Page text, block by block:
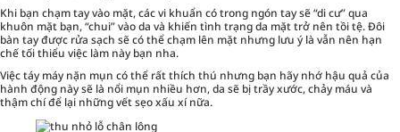
Khi bạn chạm tay vào mặt, các vi khuẩn có trong ngón tay sẽ “di cư” qua
khuôn mặt bạn, “chui” vào da và khiến tình trạng da mặt trở nên tồi tệ. Đôi
bàn tay được rửa sạch sẽ có thể chạm lên mặt nhưng lưu ý là vẫn nên hạn
chế tối thiểu việc làm này bạn nha.
Việc táy máy nặn mụn có thể rất thích thú nhưng bạn hãy nhớ hậu quả của
hành động này sẽ là nổi mụn nhiều hơn, da sẽ bị trầy xước, chảy máu và
thậm chí để lại những vết sẹo xấu xí nữa.